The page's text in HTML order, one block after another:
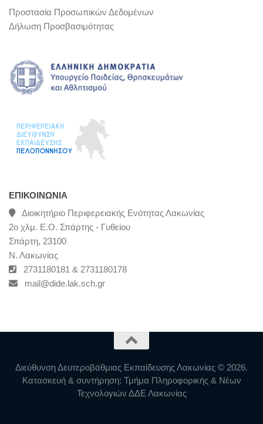
Προστασία Προσωπικών Δεδομένων
Δήλωση Προσβασιμότητας
ΕΠΙΚΟΙΝΩΝΊΑ
Διοικητήριο Περιφερειακής Ενότητας Λακωνίας
2ο χλμ. Ε.Ο. Σπάρτης - Γυθείου
Σπάρτη, 23100
Ν. Λακωνίας
2731180181 & 2731180178
mail@dide.lak.sch.gr
Διεύθυνση Δευτεροβάθμιας Εκπαίδευσης Λακωνίας © 2026.
Κατασκευή & συντήρηση: Τμήμα Πληροφορικής & Νέων
Τεχνολογιών ΔΔΕ Λακωνίας